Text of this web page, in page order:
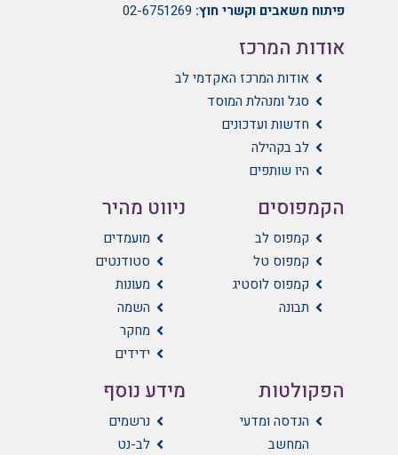
פיתוח משאבים וקשרי חוץ: 02-6751269
אודות המרכז
אודות המרכז האקדמי לב
סגל ומנהלת המוסד
חדשות ועדכונים
לב בקהילה
היו שותפים
הקמפוסים
קמפוס לב
קמפוס טל
קמפוס לוסטיג
תבונה
הפקולטות
הנדסה ומדעי
המחשב
ניווט מהיר
מועמדים
סטודנטים
מעונות
השמה
מחקר
ידידים
מידע נוסף
נרשמים
לב-נט